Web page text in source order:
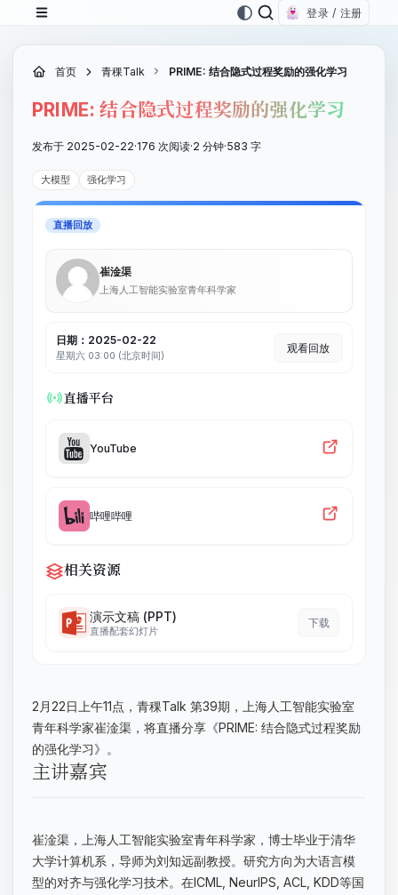
登录 / 注册
首页 青稞Talk PRIME: 结合隐式过程奖励的强化学习
PRIME: 结合隐式过程奖励的强化学习
发布于 2025-02-22·176 次阅读·2 分钟·583 字
大模型 强化学习
直播回放
崔淦渠
上海人工智能实验室青年科学家
日期：2025-02-22
星期六 03:00 (北京时间)
观看回放
直播平台
YouTube
哔哩哔哩
相关资源
演示文稿 (PPT)
直播配套幻灯片
下载
2月22日上午11点，青稞Talk 第39期，上海人工智能实验室
青年科学家崔淦渠，将直播分享《PRIME: 结合隐式过程奖励
的强化学习》。
主讲嘉宾
崔淦渠，上海人工智能实验室青年科学家，博士毕业于清华
大学计算机系，导师为刘知远副教授。研究方向为大语言模
型的对齐与强化学习技术。在ICML, NeurIPS, ACL, KDD等国